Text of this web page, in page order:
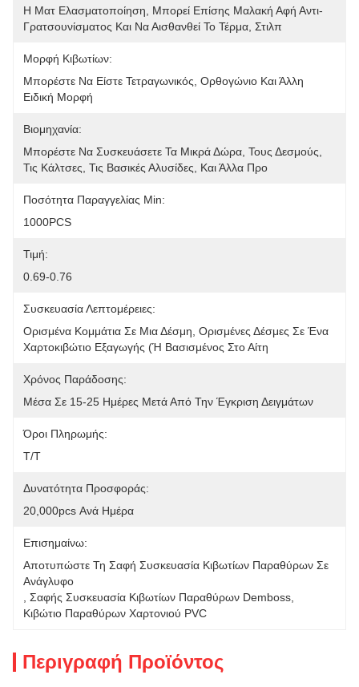
Η Ματ Ελασματοποίηση, Μπορεί Επίσης Μαλακή Αφή Αντι-
Γρατσουνίσματος Και Να Αισθανθεί Το Τέρμα, Στιλπ
Μορφή Κιβωτίων:
Μπορέστε Να Είστε Τετραγωνικός, Ορθογώνιο Και Άλλη
Ειδική Μορφή
Βιομηχανία:
Μπορέστε Να Συσκευάσετε Τα Μικρά Δώρα, Τους Δεσμούς,
Τις Κάλτσες, Τις Βασικές Αλυσίδες, Και Άλλα Προ
Ποσότητα Παραγγελίας Min:
1000PCS
Τιμή:
0.69-0.76
Συσκευασία Λεπτομέρειες:
Ορισμένα Κομμάτια Σε Μια Δέσμη, Ορισμένες Δέσμες Σε Ένα
Χαρτοκιβώτιο Εξαγωγής (ή Βασισμένος Στο Αίτη
Χρόνος Παράδοσης:
Μέσα Σε 15-25 Ημέρες Μετά Από Την Έγκριση Δειγμάτων
Όροι Πληρωμής:
T/T
Δυνατότητα Προσφοράς:
20,000pcs Ανά Ημέρα
Επισημαίνω:
Αποτυπώστε Τη Σαφή Συσκευασία Κιβωτίων Παραθύρων Σε
Ανάγλυφο
Σαφής Συσκευασία Κιβωτίων Παραθύρων Demboss
Κιβώτιο Παραθύρων Χαρτονιού PVC
Περιγραφή Προϊόντος